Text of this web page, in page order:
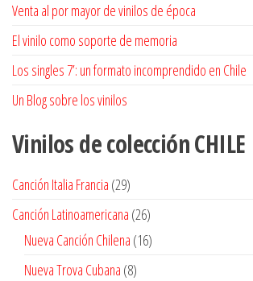
Venta al por mayor de vinilos de época
El vinilo como soporte de memoria
Los singles 7’: un formato incomprendido en Chile
Un Blog sobre los vinilos
Vinilos de colecciónCHILE
Canción Italia Francia 2929
productos
Canción Latinoamericana 2626
productos
Nueva Canción Chilena 1616
Nueva Trova Cubana 88